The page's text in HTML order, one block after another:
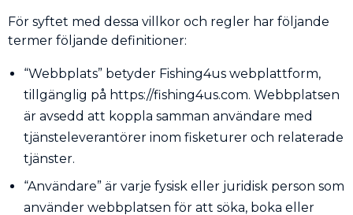
För syftet med dessa villkor och regler har följande
termer följande definitioner:
“Webbplats” betyder Fishing4us webplattform,
tillgänglig på https://fishing4us.com. Webbplatsen
är avsedd att koppla samman användare med
tjänsteleverantörer inom fisketurer och relaterade
tjänster.
“Användare” är varje fysisk eller juridisk person som
använder webbplatsen för att söka, boka eller